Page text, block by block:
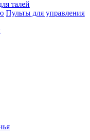
талей
Пульты для управления